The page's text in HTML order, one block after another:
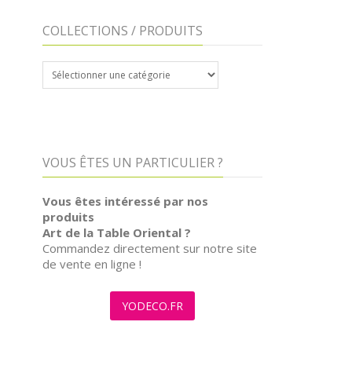
COLLECTIONS / PRODUITS
COLLECTIONS
VOUS ÊTES UN PARTICULIER ?
Vous êtes intéressé par nos
produits
Art de la Table Oriental ?
Commandez directement sur notre site
de vente en ligne !
YODECO.FR